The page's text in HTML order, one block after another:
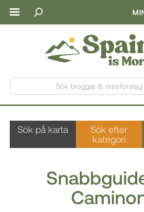
Sök bloggar & reseförslag
Sök på karta
Sök efter
kategori